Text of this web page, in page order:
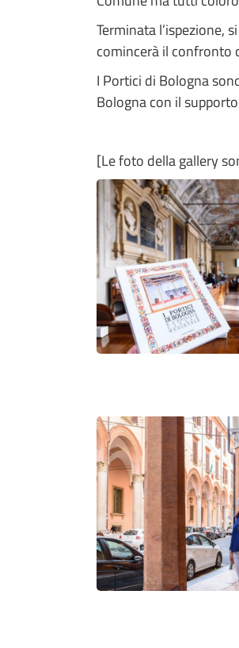
Terminata l’ispezione,
comincerà il confronto
I Portici di Bologna
Bologna con il
[Le foto della gallery